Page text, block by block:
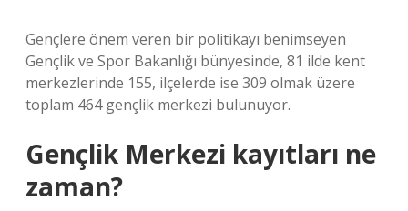
Gençlere önem veren bir politikayı benimseyen
Gençlik ve Spor Bakanlığı bünyesinde, 81 ilde kent
merkezlerinde 155, ilçelerde ise 309 olmak üzere
toplam 464 gençlik merkezi bulunuyor.
Gençlik Merkezi kayıtları ne
zaman?